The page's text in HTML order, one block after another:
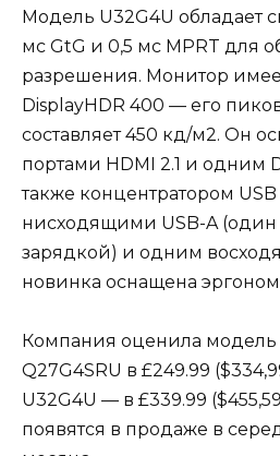
Модель U32G4U обладает
мс GtG и 0,5 мс MPRT для
разрешения. Монитор
DisplayHDR 400 — его
составляет 450 кд/м2. Он
портами HDMI 2.1 и одним
также концентратором
нисходящими USB-A (один
зарядкой) и одним
новинка оснащена
Компания оценила модель
Q27G4SRU в £249.99
U32G4U — в £339.99
появятся в продаже в